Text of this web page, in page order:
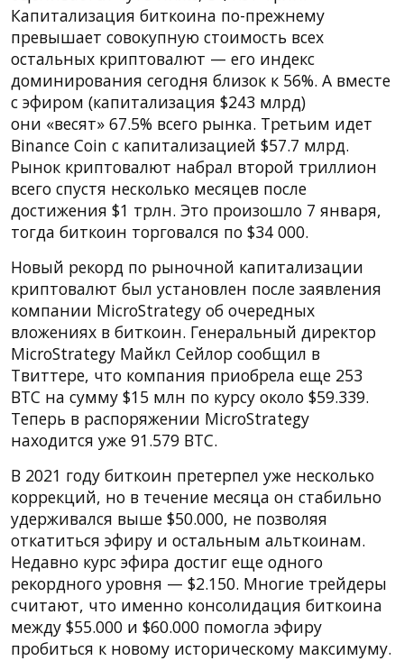
Капитализация биткоина по-прежнему
превышает совокупную стоимость всех
остальных криптовалют — его индекс
доминирования сегодня близок к 56%. А вместе
с эфиром (капитализация $243 млрд)
они «весят» 67.5% всего рынка. Третьим идет
Binance Coin с капитализацией $57.7 млрд.
Рынок криптовалют набрал второй триллион
всего спустя несколько месяцев после
достижения $1 трлн. Это произошло 7 января,
тогда биткоин торговался по $34 000.
Новый рекорд по рыночной капитализации
криптовалют был установлен после заявления
компании MicroStrategy об очередных
вложениях в биткоин. Генеральный директор
MicroStrategy Майкл Сейлор сообщил в
Твиттере, что компания приобрела еще 253
BTC на сумму $15 млн по курсу около $59.339.
Теперь в распоряжении MicroStrategy
находится уже 91.579 BTC.
В 2021 году биткоин претерпел уже несколько
коррекций, но в течение месяца он стабильно
удерживался выше $50.000, не позволяя
откатиться эфиру и остальным альткоинам.
Недавно курс эфира достиг еще одного
рекордного уровня — $2.150. Многие трейдеры
считают, что именно консолидация биткоина
между $55.000 и $60.000 помогла эфиру
пробиться к новому историческому максимуму.